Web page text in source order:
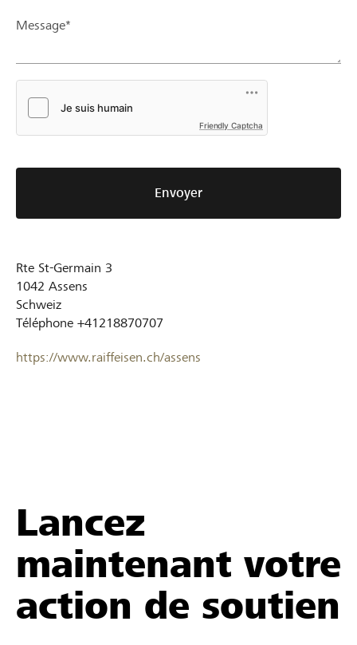
Message*
Friendly Captcha
Envoyer
Rte St-Germain 3
1042 Assens
Schweiz
Téléphone +41218870707
https://www.raiffeisen.ch/assens
Lancez
maintenant votre
action de soutien